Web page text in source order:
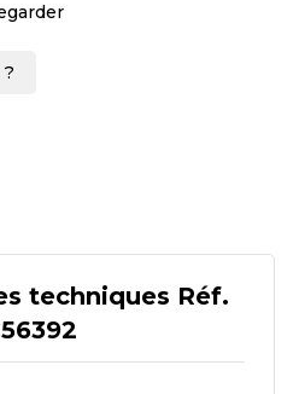
techniques Réf.